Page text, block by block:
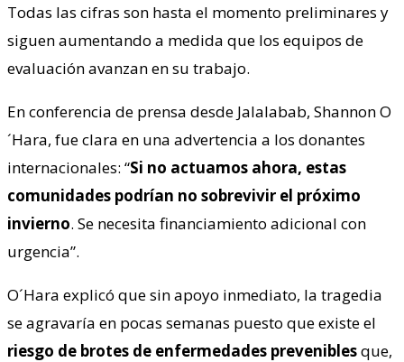
Todas las cifras son hasta el momento preliminares y
siguen aumentando a medida que los equipos de
evaluación avanzan en su trabajo.
En conferencia de prensa desde Jalalabab, Shannon O
´Hara, fue clara en una advertencia a los donantes
internacionales: “Si no actuamos ahora, estas
comunidades podrían no sobrevivir el próximo
invierno. Se necesita financiamiento adicional con
urgencia”.
O´Hara explicó que sin apoyo inmediato, la tragedia
se agravaría en pocas semanas puesto que existe el
riesgo de brotes de enfermedades preveniblesque,